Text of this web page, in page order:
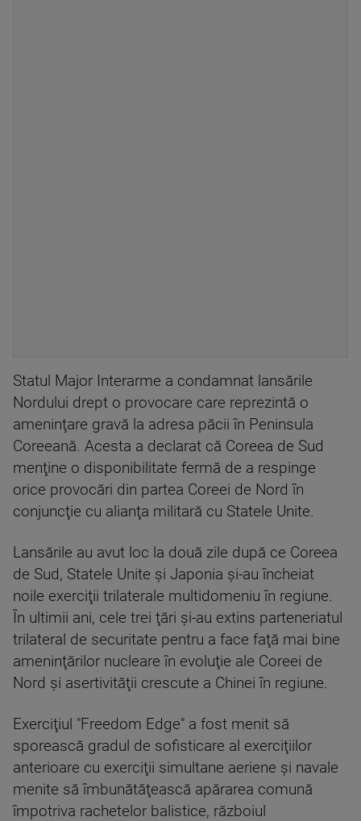
Statul Major Interarme a condamnat lansările
Nordului drept o provocare care reprezintă o
ameninţare gravă la adresa păcii în Peninsula
Coreeană. Acesta a declarat că Coreea de Sud
menţine o disponibilitate fermă de a respinge
orice provocări din partea Coreei de Nord în
conjuncţie cu alianţa militară cu Statele Unite.
Lansările au avut loc la două zile după ce Coreea
de Sud, Statele Unite şi Japonia şi-au încheiat
noile exerciţii trilaterale multidomeniu în regiune.
În ultimii ani, cele trei ţări şi-au extins parteneriatul
trilateral de securitate pentru a face faţă mai bine
ameninţărilor nucleare în evoluţie ale Coreei de
Nord şi asertivităţii crescute a Chinei în regiune.
Exerciţiul "Freedom Edge" a fost menit să
sporească gradul de sofisticare al exerciţiilor
anterioare cu exerciţii simultane aeriene şi navale
menite să îmbunătăţească apărarea comună
împotriva rachetelor balistice, războiul